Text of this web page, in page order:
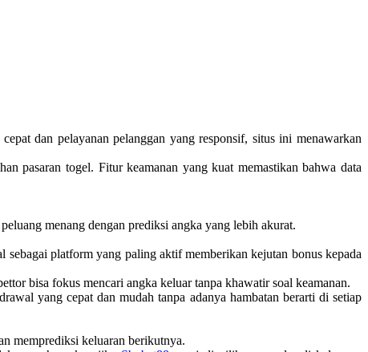
dan pelayanan pelanggan yang responsif, situs ini menawarkan
pasaran togel. Fitur keamanan yang kuat memastikan bahwa data
menang dengan prediksi angka yang lebih akurat.
sebagai platform yang paling aktif memberikan kejutan bonus kepada
bisa fokus mencari angka keluar tanpa khawatir soal keamanan.
yang cepat dan mudah tanpa adanya hambatan berarti di setiap
memprediksi keluaran berikutnya.